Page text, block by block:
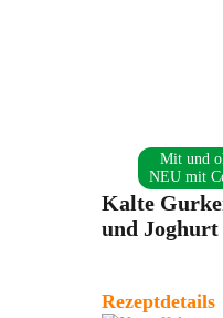
Mit und
NEU mit
Kalte
und Joghurt
Rezeptdetails